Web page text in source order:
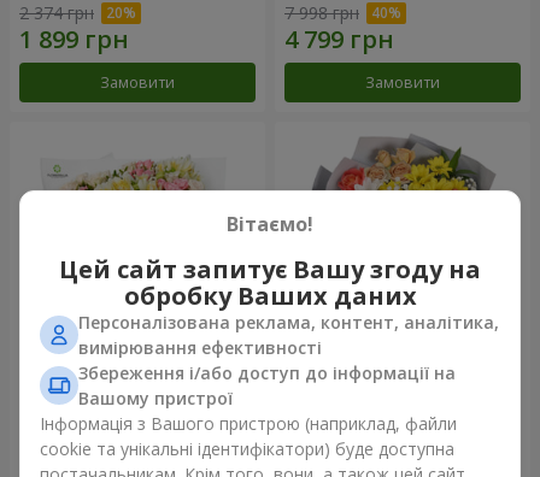
2 374 грн
Замовити
7 998 грн
Замовити
Букет "Хрещатик"
3 941 грн
Букет "Ми та літо"
1 621 грн
Вітаємо!
Цей сайт запитує Вашу згоду на
обробку Ваших даних
Персоналізована реклама, контент, аналітика,
вимірювання ефективності
Збереження і/або доступ до інформації на
Вашому пристрої
Інформація з Вашого пристрою (наприклад, файли
cookie та унікальні ідентифікатори) буде доступна